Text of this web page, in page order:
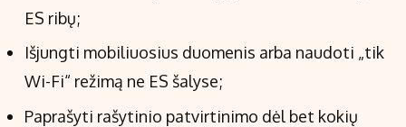
ES ribų;
Išjungti mobiliuosius duomenis arba naudoti „tik
Wi-Fi“ režimą ne ES šalyse;
Paprašyti rašytinio patvirtinimo dėl bet kokių